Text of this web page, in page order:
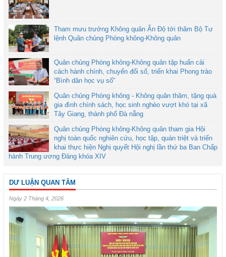
Tham mưu trưởng Không quân Ấn Độ tới thăm Bộ Tư
lệnh Quân chủng Phòng không-Không quân
Quân chủng Phòng không-Không quân tập huấn cải
cách hành chính, chuyển đổi số, triển khai Phong trào
“Bình dân học vụ số”
Quân chủng Phòng không - Không quân thăm, tặng quà
gia đình chính sách, học sinh nghèo vượt khó tại xã
Tây Giang, thành phố Đà nẵng
Quân chủng Phòng không-Không quân tham gia Hội
nghị toàn quốc nghiên cứu, học tập, quán triệt và triển
khai thực hiện Nghị quyết Hội nghị lần thứ ba Ban Chấp
hành Trung ương Đảng khóa XIV
DƯ LUẬN QUAN TÂM
Ngày 2 Tháng 4, 2026